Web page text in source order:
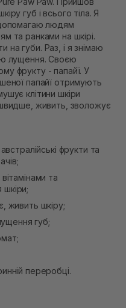
го Липня, 15
і Гудачека 23 (ТЦ
губ і всього тіла. Я
людям
та ранками на шкірі.
на губи. Раз, і я знімаю
лущення. Своєю
фрукту - папайї. У
папайї отримують
клітини шкіри
швидше, живить, зволожує
фрукти та
та
живить шкіру;
губ;
переробці.